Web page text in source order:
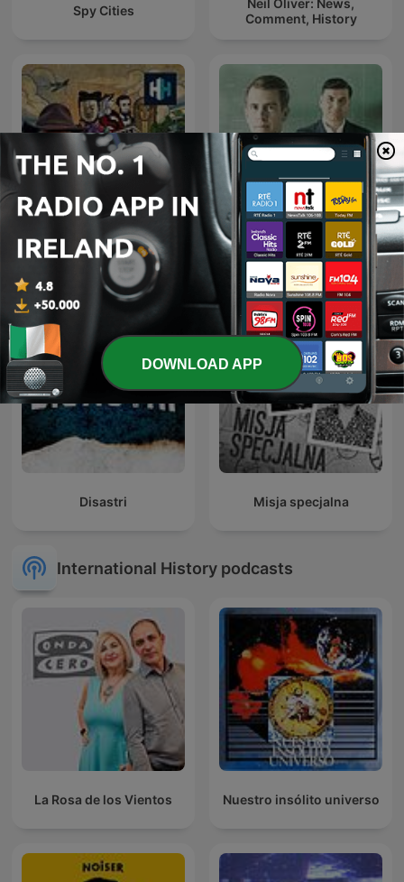
Spy Cities
Comment, History
Dan Snow's History Hit The Rest Is Classified
Disastri Misja specjalna
International History podcasts
La Rosa de los Vientos Nuestro insólito universo
DOWNLOAD APP